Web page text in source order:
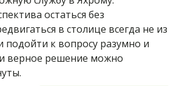
остаться без
в столице всегда не из
подойти к вопросу разумно и
верное решение можно